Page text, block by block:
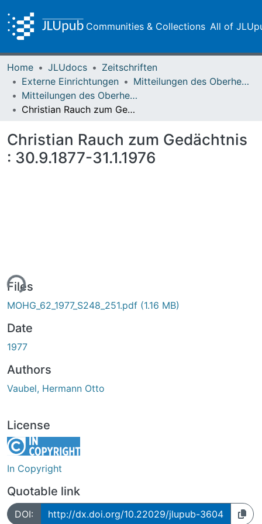
Communities & Collections All of
Home JLUdocs
Zeitschriften
Externe Einrichtungen
Mitteilungen des Oberhessischen Geschichtsvereins Gießen
Mitteilungen des Oberhessischen Geschichtsvereins Gießen Vol. 062 (1977)
Christian Rauch zum Gedächtnis : 30.9.1877-31.1.1976
Christian Rauch zum Gedächtnis
: 30.9.1877-31.1.1976
Files
MOHG_62_1977_S248_251.pdf (1.16 MB)
Date
1977
Authors
Vaubel, Hermann Otto
License
In Copyright
Quotable link
DOI: http://dx.doi.org/10.22029/jlupub-3604